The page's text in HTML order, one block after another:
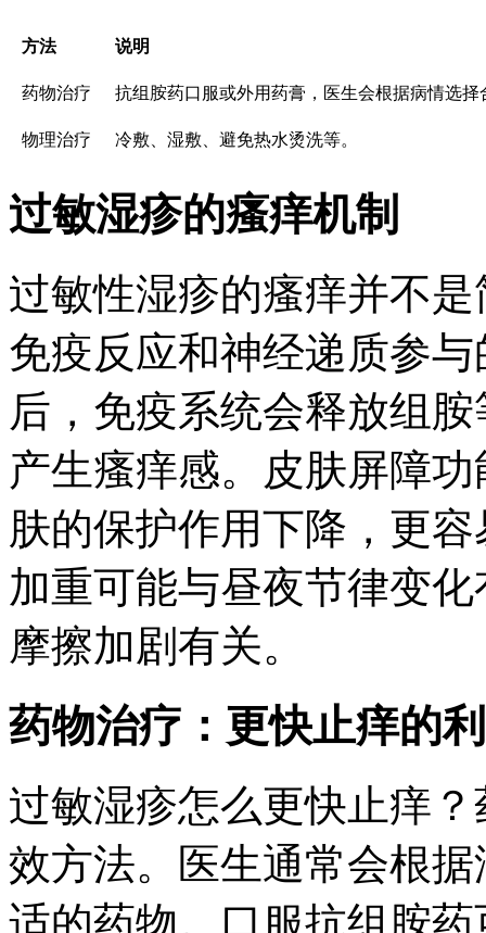
方法 说明
药物治疗 抗组胺药口服或外用药膏，医生会根据病情选择
物理治疗 冷敷、湿敷、避免热水烫洗等。
过敏湿疹的瘙痒机制
过敏性湿疹的瘙痒并不
免疫反应和神经递质参
后，免疫系统会释放组
产生瘙痒感。皮肤屏障
肤的保护作用下降，更
加重可能与昼夜节律变
摩擦加剧有关。
药物治疗：更快止痒的
过敏湿疹怎么更快止痒
效方法。医生通常会根
适的药物。口服抗组胺